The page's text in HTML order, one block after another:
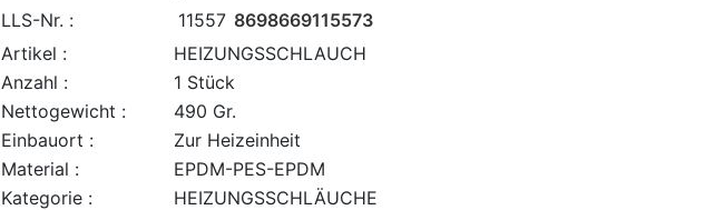
LLS-Nr. :
11557 8698669115573
Artikel :
HEIZUNGSSCHLAUCH
Anzahl :
1 Stück
Nettogewicht :
490 Gr.
Einbauort :
Zur Heizeinheit
Material :
EPDM-PES-EPDM
Kategorie :
HEIZUNGSSCHLÄUCHE